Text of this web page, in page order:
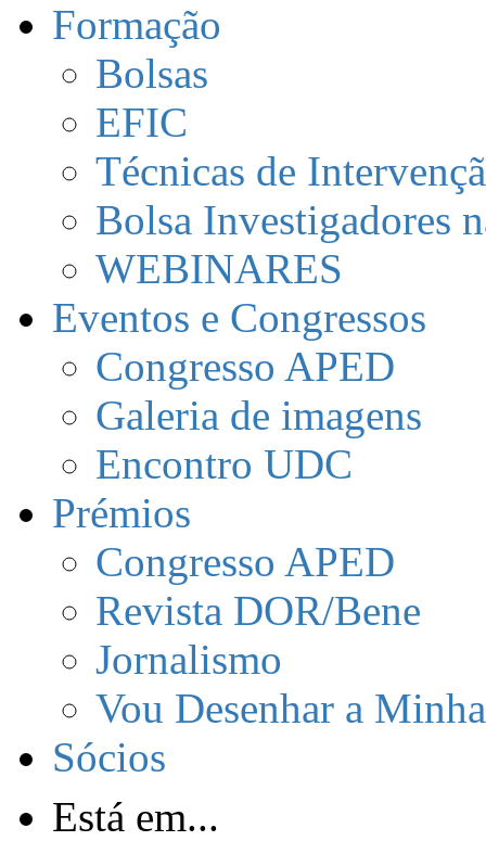
Formação
Bolsas
EFIC
Técnicas de
Bolsa Investigadores
WEBINARES
Eventos e Congressos
Congresso APED
Galeria de imagens
Encontro UDC
Prémios
Congresso APED
Revista DOR/Bene
Jornalismo
Vou Desenhar a
Sócios
Está em...